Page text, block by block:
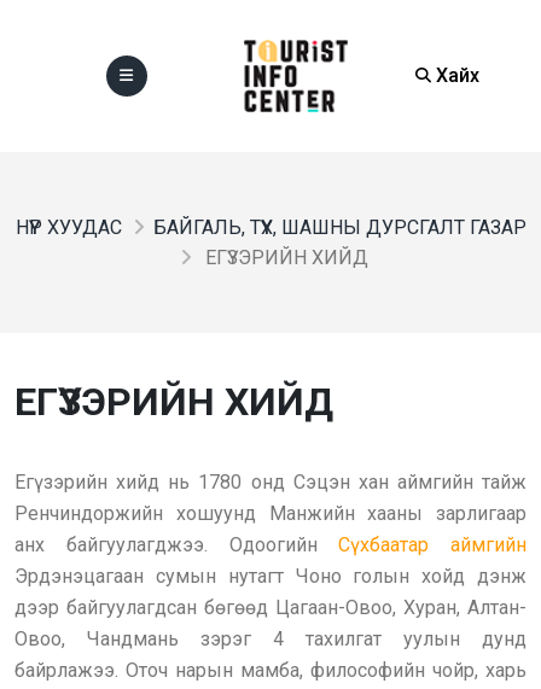
Хайх
НҮҮР ХУУДАС
БАЙГАЛЬ, ТҮҮХ, ШАШНЫ ДУРСГАЛТ ГАЗАР
ЕГҮЗЭРИЙН ХИЙД
ЕГҮЗЭРИЙН ХИЙД
Егүзэрийн хийд нь 1780 онд Сэцэн хан аймгийн тайж
Ренчиндоржийн хошуунд Манжийн хааны зарлигаар
анх байгуулагджээ. ОдоогийнСүхбаатар аймгийн
Эрдэнэцагаан сумын нутагт Чоно голын хойд дэнж
дээр байгуулагдсан бөгөөд Цагаан-Овоо, Хуран, Алтан-
Овоо, Чандмань зэрэг 4 тахилгат уулын дунд
байрлажээ. Оточ нарын мамба, философийн чойр, харь